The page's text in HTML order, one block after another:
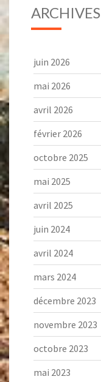
ARCHIVES
juin 2026
mai 2026
avril 2026
février 2026
octobre 2025
mai 2025
avril 2025
juin 2024
avril 2024
mars 2024
décembre 2023
novembre 2023
octobre 2023
mai 2023